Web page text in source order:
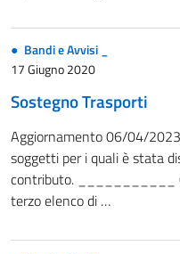
Bandi e Avvisi _
17 Giugno 2020
Sostegno Trasporti
Aggiornamento 06/04/
soggetti per i quali è stata
contributo. ___________
terzo elenco di …